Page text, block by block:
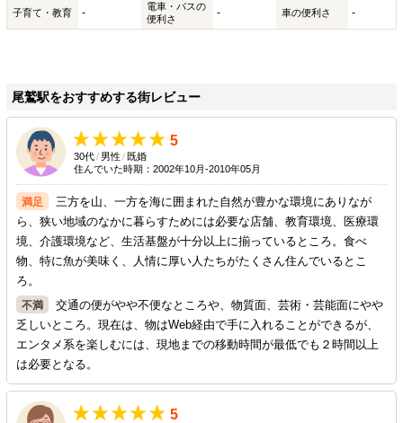
子育て・教育 -
電車・バスの
便利さ
- 車の便利さ -
尾鷲駅をおすすめする街レビュー
5
30代/ 男性/ 既婚
住んでいた時期：2002年10月-2010年05月
三方を山、一方を海に囲まれた自然が豊かな環境にありなが
ら、狭い地域のなかに暮らすためには必要な店舗、教育環境、医療環
境、介護環境など、生活基盤が十分以上に揃っているところ。食べ
物、特に魚が美味く、人情に厚い人たちがたくさん住んでいるとこ
ろ。
交通の便がやや不便なところや、物質面、芸術・芸能面にやや
乏しいところ。現在は、物はWeb経由で手に入れることができるが、
エンタメ系を楽しむには、現地までの移動時間が最低でも２時間以上
は必要となる。
5